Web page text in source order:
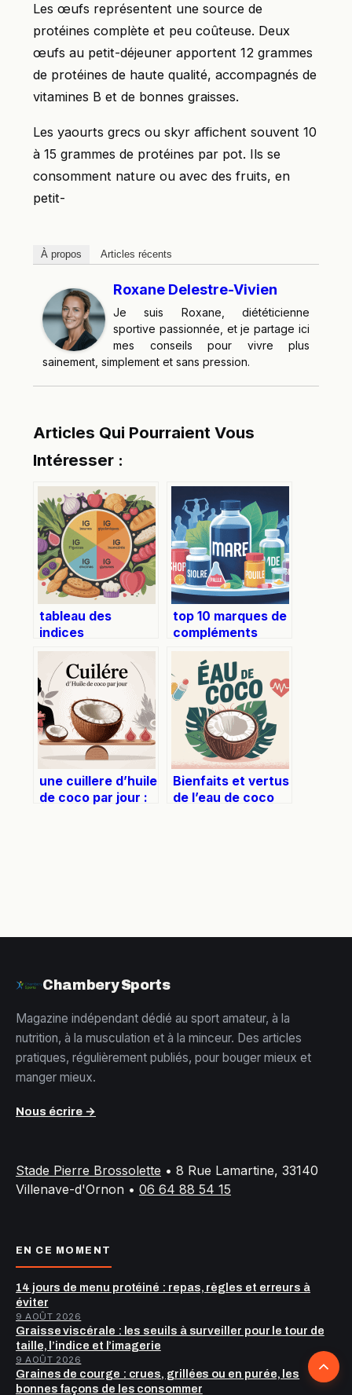
Les œufs représentent une source de
protéines complète et peu coûteuse. Deux
œufs au petit-déjeuner apportent 12 grammes
de protéines de haute qualité, accompagnés de
vitamines B et de bonnes graisses.
Les yaourts grecs ou skyr affichent souvent 10
à 15 grammes de protéines par pot. Ils se
consomment nature ou avec des fruits, en
petit-
À propos Articles récents
Roxane Delestre-Vivien
Je suis Roxane, diététicienne
sportive passionnée, et je partage ici
mes conseils pour vivre plus
sainement, simplement et sans pression.
Articles Qui Pourraient Vous
Intéresser :
tableau des
indices
glycémiques des
aliments : guide
complet et lisible
top 10 marques de
compléments
sportifs à
connaître en 2025
une cuillere d’huile
de coco par jour :
Bienfaits et vertus
de l’eau de coco
Chambery Sports
Magazine indépendant dédié au sport amateur, à la
nutrition, à la musculation et à la minceur. Des articles
pratiques, régulièrement publiés, pour bouger mieux et
manger mieux.
Nous écrire →
Stade Pierre Brossolette • 8 Rue Lamartine, 33140
Villenave-d'Ornon • 06 64 88 54 15
EN CE MOMENT
14 jours de menu protéiné : repas, règles et erreurs à
éviter
9 AOÛT 2026
Graisse viscérale : les seuils à surveiller pour le tour de
taille, l’indice et l’imagerie
9 AOÛT 2026
Graines de courge : crues, grillées ou en purée, les
bonnes façons de les consommer